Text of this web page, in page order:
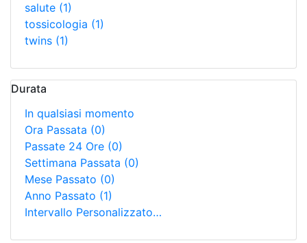
salute (1)
tossicologia (1)
twins (1)
Durata
In qualsiasi momento
Ora Passata (0)
Passate 24 Ore (0)
Settimana Passata (0)
Mese Passato (0)
Anno Passato (1)
Intervallo Personalizzato…